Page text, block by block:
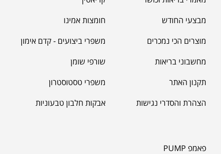
מאקה שחורה | BLACK MACA
125.00מבצעי החודש
מוצרים הכי נמכרים
מחשבוני בריאות
תקנון האתר
הצהרת והסדרי נגישות
חומצות אמינו
משפרי ביצועים - קדם אימון
שורפי שומן
משפרי טסטוסטרון
אבקות חלבון טבעוניות
פאמפ PUMP